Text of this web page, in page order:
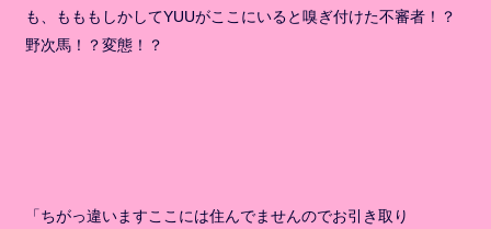
も、もももしかしてYUUがここにいると嗅ぎ付けた不審者！？
野次馬！？変態！？
「ちがっ違いますここには住んでませんのでお引き取り